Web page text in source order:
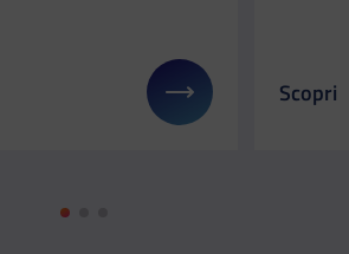
ad avere maggiori dettagli su:Il link ti
Scopri